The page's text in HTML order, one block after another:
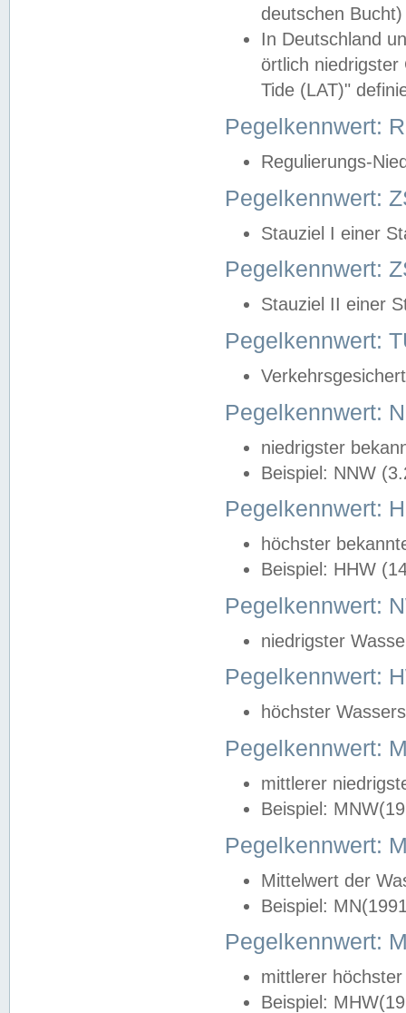
deutschen
In Deutschland
örtlich
Tide (LAT)"
Pegelkennwert:
Regulierungs-
Pegelkennwert:
Stauziel I einer
Pegelkennwert:
Stauziel II einer
Pegelkennwert:
Pegelkennwert:
niedrigster
Beispiel: NNW
Pegelkennwert:
höchster
Beispiel: HHW
Pegelkennwert:
niedrigster
Pegelkennwert:
höchster
Pegelkennwert:
mittlerer
Beispiel:
Pegelkennwert:
Mittelwert der
Beispiel:
Pegelkennwert:
mittlerer
Beispiel: